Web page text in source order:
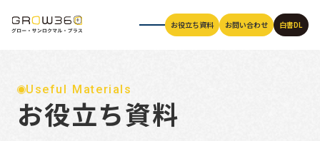
お役立ち資料 お問い合わせ 白書DL
Useful Materials
お役立ち資料
お役立ち資料 お問い合わせ 白書DL
お役立ち資料 お問い合わせ 白書DL
お役立ち資料 お問い合わせ 白書DL
お役立ち資料 お問い合わせ 白書DL
お役立ち資料 お問い合わせ 白書DL
お役立ち資料 お問い合わせ 白書DL
お役立ち資料 お問い合わせ 白書DL
お役立ち資料 お問い合わせ 白書DL
お役立ち資料 お問い合わせ 白書DL